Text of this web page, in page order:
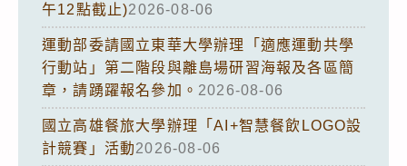
午12點截止)2026-08-06
運動部委請國立東華大學辦理「適應運動共學
行動站」第二階段與離島場研習海報及各區簡
章，請踴躍報名參加。 2026-08-06
國立高雄餐旅大學辦理「AI+智慧餐飲LOGO設
計競賽」活動2026-08-06